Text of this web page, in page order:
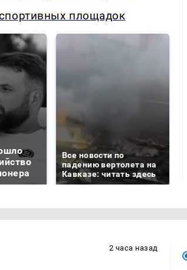
площадок
Все новости по
падению вертолета на
Кавказе: читать здесь
2 часа назад